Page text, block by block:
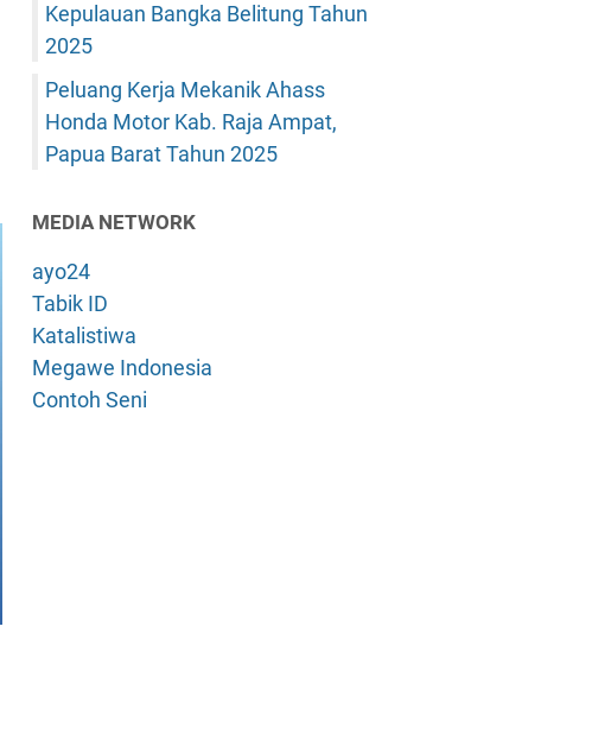
Kepulauan Bangka Belitung Tahun
2025
Peluang Kerja Mekanik Ahass
Honda Motor Kab. Raja Ampat,
Papua Barat Tahun 2025
MEDIA NETWORK
ayo24
Tabik ID
Katalistiwa
Megawe Indonesia
Contoh Seni